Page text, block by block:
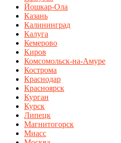
Йошкар-Ола
Казань
Калининград
Калуга
Кемерово
Киров
Комсомольск-на-Амуре
Кострома
Краснодар
Красноярск
Курган
Курск
Липецк
Магнитогорск
Миасс